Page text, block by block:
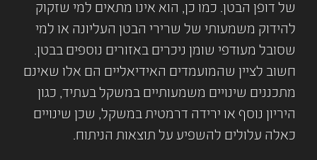
של דופן הבטן. כמו כן, הוא אינו מתאים למי שזקוק
להידוק משמעותי של שרירי הבטן העליונה או למי
שסובל מעודפי שומן ניכרים באזורים נוספים בבטן.
חשוב לציין שהמועמדים האידיאליים הם אלו שאינם
מתכננים שינויים משמעותיים במשקל בעתיד, כגון
היריון נוסף או ירידה דרמטית במשקל, שכן שינויים
כאלה עלולים להשפיע על תוצאות הניתוח.